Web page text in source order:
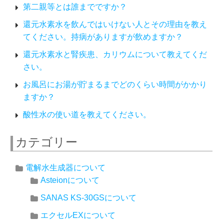
第二親等とは誰までですか？
還元水素水を飲んではいけない人とその理由を教え
てください。持病がありますが飲めますか？
還元水素水と腎疾患、カリウムについて教えてくだ
さい。
お風呂にお湯が貯まるまでどのくらい時間がかかり
ますか？
酸性水の使い道を教えてください。
カテゴリー
電解水生成器について
Asteionについて
SANAS KS-30GSについて
エクセルEXについて